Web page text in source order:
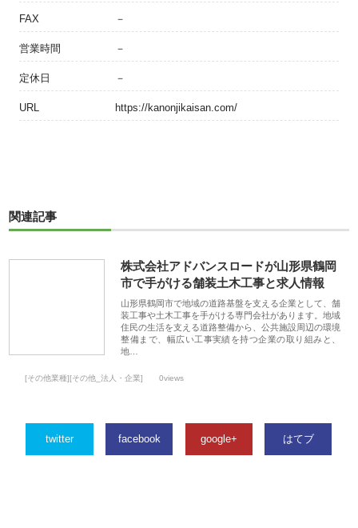
FAX －
営業時間 －
定休日 －
URL https://kanonjikaisan.com/
関連記事
株式会社アドバンスロードが山形県鶴岡
市で手がける舗装土木工事と求人情報
山形県鶴岡市で地域の道路基盤を支える企業として、舗
装工事や土木工事を手がける専門会社があります。地域
住民の生活を支える道路整備から、公共施設周辺の環境
整備まで、幅広い工事実績を持つ企業の取り組みと、
地…
[その他業種][その他_法人・企業] 0views
twitter facebook google+ はてブ